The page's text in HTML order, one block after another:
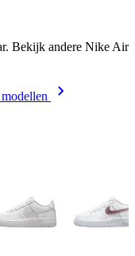
Bekijk andere Nike Air